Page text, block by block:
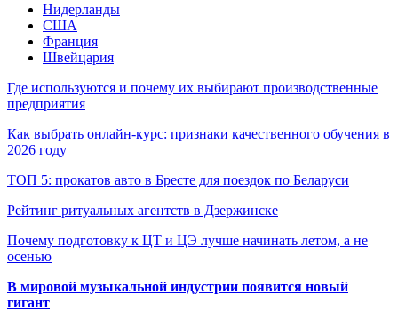
Нидерланды
США
Франция
Швейцария
Где используются и почему их выбирают производственные
предприятия
Как выбрать онлайн-курс: признаки качественного обучения в
2026 году
ТОП 5: прокатов авто в Бресте для поездок по Беларуси
Рейтинг ритуальных агентств в Дзержинске
Почему подготовку к ЦТ и ЦЭ лучше начинать летом, а не
осенью
В мировой музыкальной индустрии появится новый
гигант